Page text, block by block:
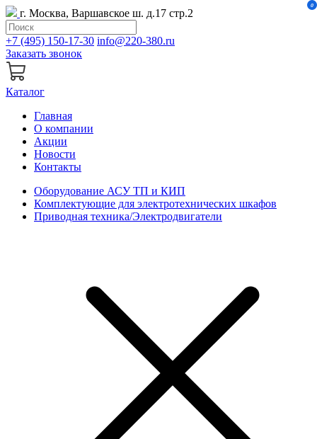
г. Москва, Варшавское ш. д.17 стр.2
+7 (495) 150-17-30 info@220-380.ru
Заказать звонок
0
Каталог
Главная
О компании
Акции
Новости
Контакты
Оборудование АСУ ТП и КИП
Комплектующие для электротехнических шкафов
Приводная техника/Электродвигатели